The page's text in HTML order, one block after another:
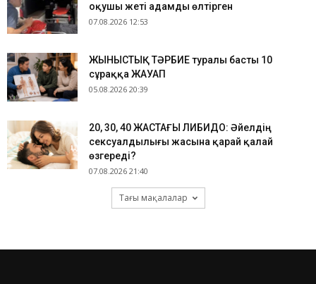
оқушы жеті адамды өлтірген
07.08.2026 12:53
ЖЫНЫСТЫҚ ТӘРБИЕ туралы басты 10
сұраққа ЖАУАП
05.08.2026 20:39
​20, 30, 40 ЖАСТАҒЫ ЛИБИДО: Әйелдің
сексуалдылығы жасына қарай қалай
өзгереді?
07.08.2026 21:40
Тағы мақалалар